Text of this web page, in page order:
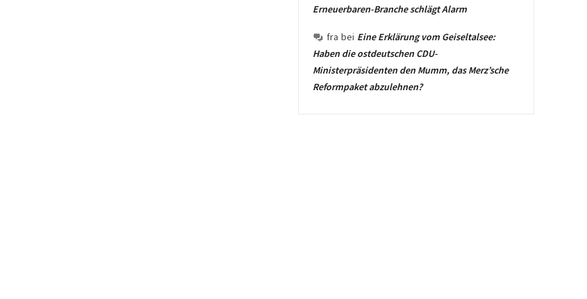
Erneuerbaren-Branche schlägt Alarm
fra bei Eine Erklärung vom Geiseltalsee:
Haben die ostdeutschen CDU-
Ministerpräsidenten den Mumm, das Merz’sche
Reformpaket abzulehnen?